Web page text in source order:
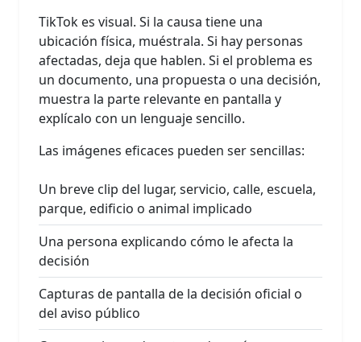
TikTok es visual. Si la causa tiene una
ubicación física, muéstrala. Si hay personas
afectadas, deja que hablen. Si el problema es
un documento, una propuesta o una decisión,
muestra la parte relevante en pantalla y
explícalo con un lenguaje sencillo.
Las imágenes eficaces pueden ser sencillas:
Un breve clip del lugar, servicio, calle, escuela,
parque, edificio o animal implicado
Una persona explicando cómo le afecta la
decisión
Capturas de pantalla de la decisión oficial o
del aviso público